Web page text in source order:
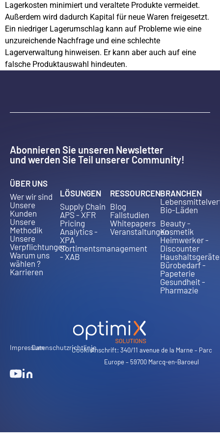
Lagerkosten minimiert und veraltete Produkte vermeidet.
Außerdem wird dadurch Kapital für neue Waren freigesetzt.
Ein niedriger Lagerumschlag kann auf Probleme wie eine
unzureichende Nachfrage und eine schlechte
Lagerverwaltung hinweisen. Er kann aber auch auf eine
falsche Produktauswahl hindeuten.
Abonnieren Sie unseren Newsletter
und werden Sie Teil unserer Community!
ÜBER UNS
Wer wir sind
Unsere
Kunden
Unsere
Methodik
Unsere
Verpflichtungen
Warum uns
wählen ?
Karrieren
LÖSUNGEN
Supply Chain
APS - XFR
Pricing
Analytics -
XPA
Sortimentsmanagement
- XAB
RESSOURCEN
Blog
Fallstudien
Whitepapers
Veranstaltungen
BRANCHEN
Bio-Läden
Beauty -
Kosmetik
Heimwerker -
Discounter
Haushaltsgeräte
Bürobedarf -
Papeterie
Gesundheit -
Pharmazie
ImpressumDatenschutzrichtlinie
CookieAnschrift: 340/11 avenue de la Marne – Parc
Europe – 59700 Marcq-en-Baroeul